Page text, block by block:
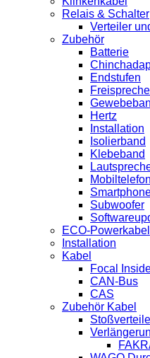
Relais & Schalter
Verteiler
Zubehör
Batterie
Endstufen
Hertz
Installation
Isolierband
Klebeband
Mobiltelefon
Subwoofer
ECO-Powerkabel
Installation
Kabel
Focal
CAN-Bus
CAS
Zubehör Kabel